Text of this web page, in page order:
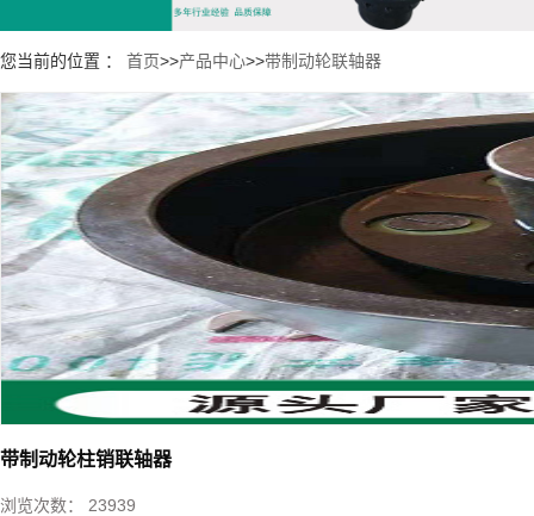
您当前的位置 ： 首页>>产品中心>>带制动轮联轴器
带制动轮柱销联轴器
浏览次数： 23939